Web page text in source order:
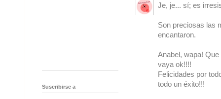
Je, je... sí; es
Son preciosas las
encantaron.
Anabel, wapa!
vaya ok!!!!
Felicidades por
todo un éxito!!!
Suscribirse a